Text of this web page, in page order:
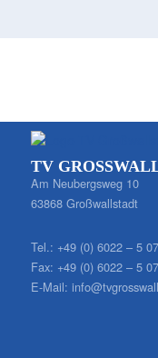
TV
Am Neubergsweg 10
63868 Großwallstadt
Tel.: +49 (0) 6022 – 5
Fax: +49 (0) 6022 – 5
E-Mail: